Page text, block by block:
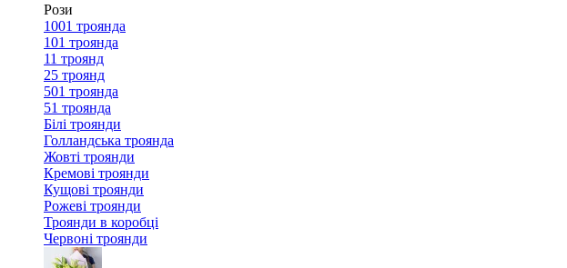
Рози
1001 троянда
101 троянда
11 троянд
25 троянд
501 троянда
51 троянда
Білі троянди
Голландська троянда
Жовті троянди
Кремові троянди
Кущові троянди
Рожеві троянди
Троянди в коробці
Червоні троянди